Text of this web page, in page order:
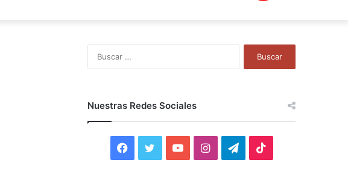
Nuestras Redes Sociales
F
Y
I
T